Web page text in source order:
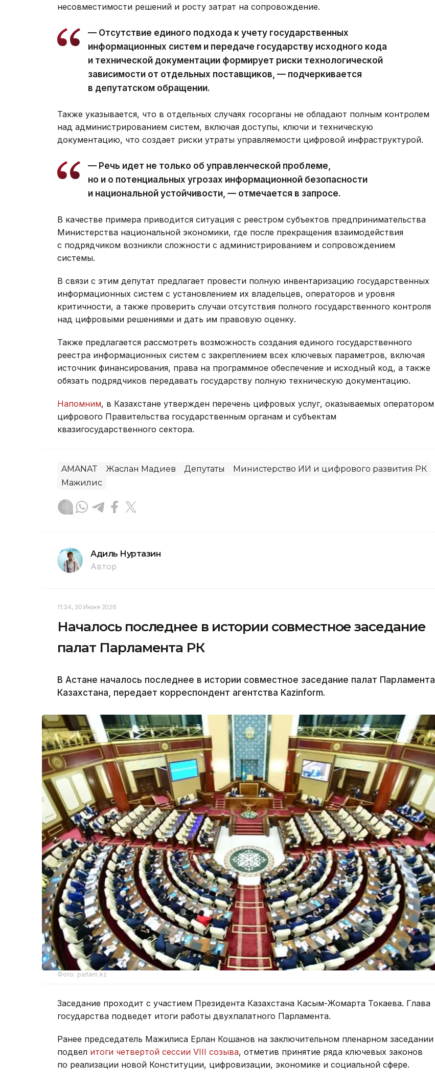
несовместимости решений и росту затрат на сопровождение.
— Отсутствие единого подхода к учету государственных
информационных систем и передаче государству исходного кода
и технической документации формирует риски технологической
зависимости от отдельных поставщиков, — подчеркивается
в депутатском обращении.
Также указывается, что в отдельных случаях госорганы не обладают полным контролем
над администрированием систем, включая доступы, ключи и техническую
документацию, что создает риски утраты управляемости цифровой инфраструктурой.
— Речь идет не только об управленческой проблеме,
но и о потенциальных угрозах информационной безопасности
и национальной устойчивости, — отмечается в запросе.
В качестве примера приводится ситуация с реестром субъектов предпринимательства
Министерства национальной экономики, где после прекращения взаимодействия
с подрядчиком возникли сложности с администрированием и сопровождением
системы.
В связи с этим депутат предлагает провести полную инвентаризацию государственных
информационных систем с установлением их владельцев, операторов и уровня
критичности, а также проверить случаи отсутствия полного государственного контроля
над цифровыми решениями и дать им правовую оценку.
Также предлагается рассмотреть возможность создания единого государственного
реестра информационных систем с закреплением всех ключевых параметров, включая
источник финансирования, права на программное обеспечение и исходный код, а также
обязать подрядчиков передавать государству полную техническую документацию.
Напомним, в Казахстане утвержден перечень цифровых услуг, оказываемых оператором
цифрового Правительства государственным органам и субъектам
квазигосударственного сектора.
AMANAT Жаслан Мадиев Депутаты
Министерство ИИ и цифрового развития РК
Мажилис
Адиль Нуртазин
Автор
11:34, 30 Июня 2026
Началось последнее в истории совместное заседание
палат Парламента РК
В Астане началось последнее в истории совместное заседание палат Парламента
Казахстана, передает корреспондент агентства Kazinform.
Фото: parlam.kz
Заседание проходит с участием Президента Казахстана Касым-Жомарта Токаева. Глава
государства подведет итоги работы двухпалатного Парламента.
Ранее председатель Мажилиса Ерлан Кошанов на заключительном пленарном заседании
подвел итоги четвертой сессии VIII созыва, отметив принятие ряда ключевых законов
по реализации новой Конституции, цифровизации, экономике и социальной сфере.